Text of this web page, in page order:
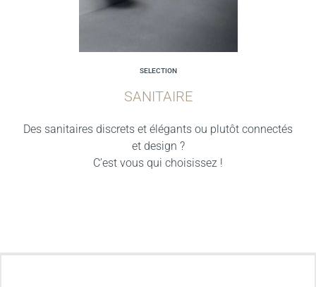
SELECTION
SANITAIRE
Des sanitaires discrets et élégants ou plutôt connectés
et design ?
C’est vous qui choisissez !